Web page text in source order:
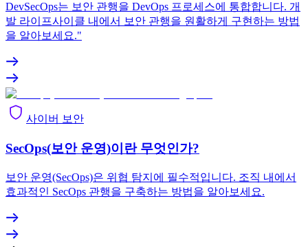
DevSecOps는 보안 관행을 DevOps 프로세스에 통합합니다. 개
발 라이프사이클 내에서 보안 관행을 원활하게 구현하는 방법
을 알아보세요."
사이버 보안
SecOps(보안 운영)이란 무엇인가?
보안 운영(SecOps)은 위협 탐지에 필수적입니다. 조직 내에서
효과적인 SecOps 관행을 구축하는 방법을 알아보세요.